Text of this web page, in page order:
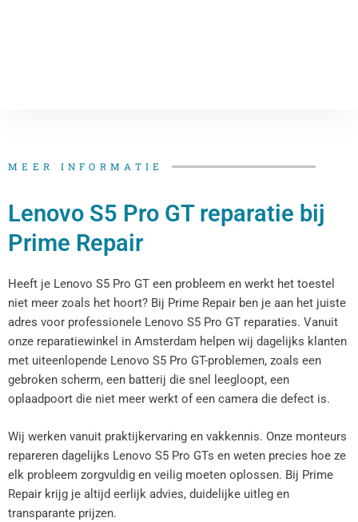
MEER INFORMATIE
Lenovo S5 Pro GT reparatie bij
Prime Repair
Heeft je Lenovo S5 Pro GT een probleem en werkt het toestel
niet meer zoals het hoort? Bij Prime Repair ben je aan het juiste
adres voor professionele Lenovo S5 Pro GT reparaties. Vanuit
onze reparatiewinkel in Amsterdam helpen wij dagelijks klanten
met uiteenlopende Lenovo S5 Pro GT-problemen, zoals een
gebroken scherm, een batterij die snel leegloopt, een
oplaadpoort die niet meer werkt of een camera die defect is.
Wij werken vanuit praktijkervaring en vakkennis. Onze monteurs
repareren dagelijks Lenovo S5 Pro GTs en weten precies hoe ze
elk probleem zorgvuldig en veilig moeten oplossen. Bij Prime
Repair krijg je altijd eerlijk advies, duidelijke uitleg en
transparante prijzen.